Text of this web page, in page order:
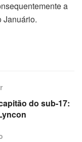
a
Januário.
do sub-17: